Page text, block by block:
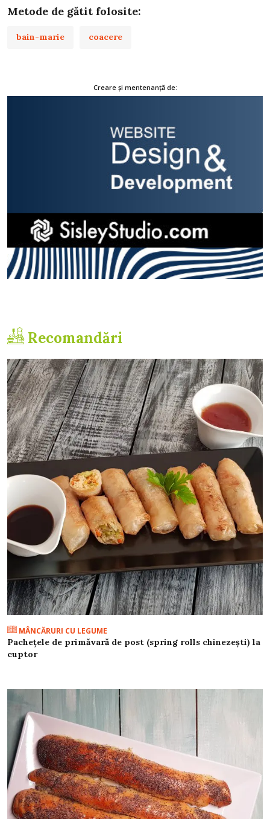
Metode de gătit folosite:
bain-marie coacere
Creare și mentenanță de:
Recomandări
MÂNCĂRURI CU LEGUME
Pachețele de primăvară de post (spring rolls chinezești) la
cuptor